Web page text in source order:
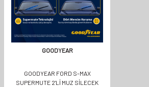
GOODYEAR
GOODYEAR FORD S-MAX
SUPERMUTE 2'LI MUZ SILECEK